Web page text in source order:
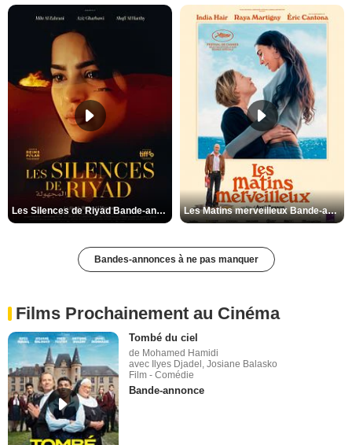
Les Silences de Riyad Bande-annonce VO STFR Les Matins merveilleux Bande-annonce VF
Bandes-annonces à ne pas manquer
Films Prochainement au Cinéma
Tombé du ciel
de Mohamed Hamidi
avec Ilyes Djadel, Josiane Balasko
Film - Comédie
Bande-annonce